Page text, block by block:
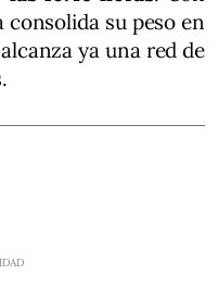
su peso en
ya una red de